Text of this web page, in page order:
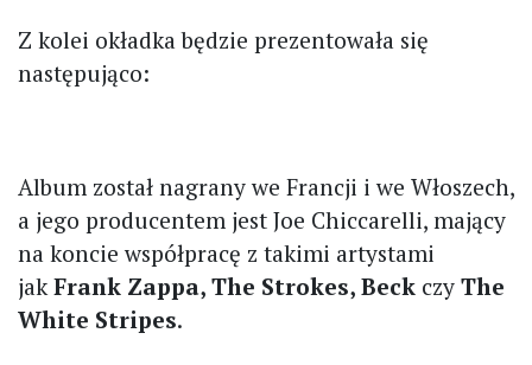
Z kolei okładka będzie prezentowała się
następująco:
Album został nagrany we Francji i we Włoszech,
a jego producentem jest Joe Chiccarelli, mający
na koncie współpracę z takimi artystami
jak Frank Zappa, The Strokes, Beck czy The
White Stripes.